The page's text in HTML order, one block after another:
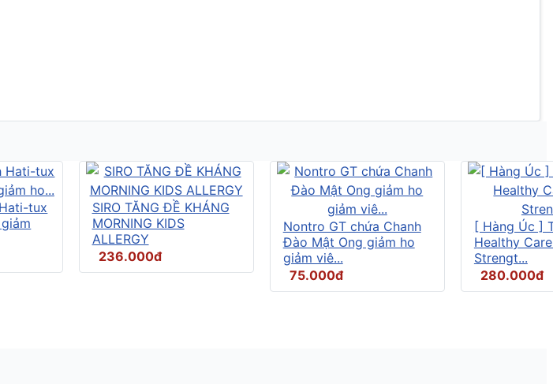
tux
SIRO TĂNG ĐỀ KHÁNG
MORNING KIDS
ALLERGY
236.000đ
Nontro GT chứa Chanh
Đào Mật Ong giảm ho
giảm viê...
75.000đ
[ Hàng Úc ]
Healthy
Strengt...
280.000đ